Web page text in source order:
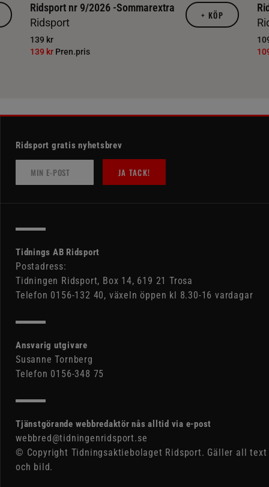
Ridsport nr 9/2026 -Sommarextra
Ridsport
139 kr
139 kr Pren.pris
+ KÖP
Ridsport gratis nyhetsbrev
JA TACK!
Tidnings AB Ridsport
Postadress:
Tidningen Ridsport, Box 14, 619 21 Trosa
Telefon 0156-132 40, växeln öppen kl 8.30-16 vardagar
Ansvarig utgivare
Susanne Tornberg
Telefon 0156-348 75
Tjänstgörande webbredaktör nås alltid via e-post
webbred@tidningenridsport.se
© Copyright Tidningsaktiebolaget Ridsport. Gäller all text
och bild.